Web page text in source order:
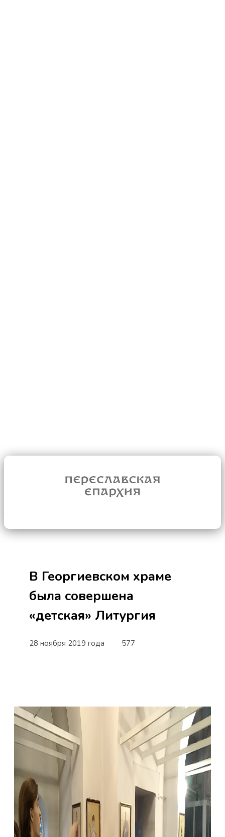
В Георгиевском храме
была совершена
«детская» Литургия
28 ноября 2019 года 577